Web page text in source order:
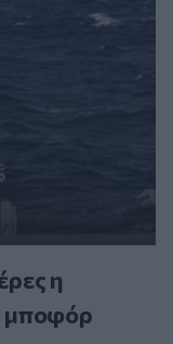
η
μποφόρ